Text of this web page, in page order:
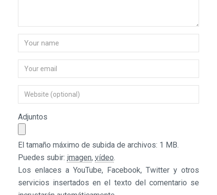
Adjuntos
El tamaño máximo de subida de archivos: 1 MB.
Puedes subir: imagen,vídeo.
Los enlaces a YouTube, Facebook, Twitter y otros
servicios insertados en el texto del comentario se